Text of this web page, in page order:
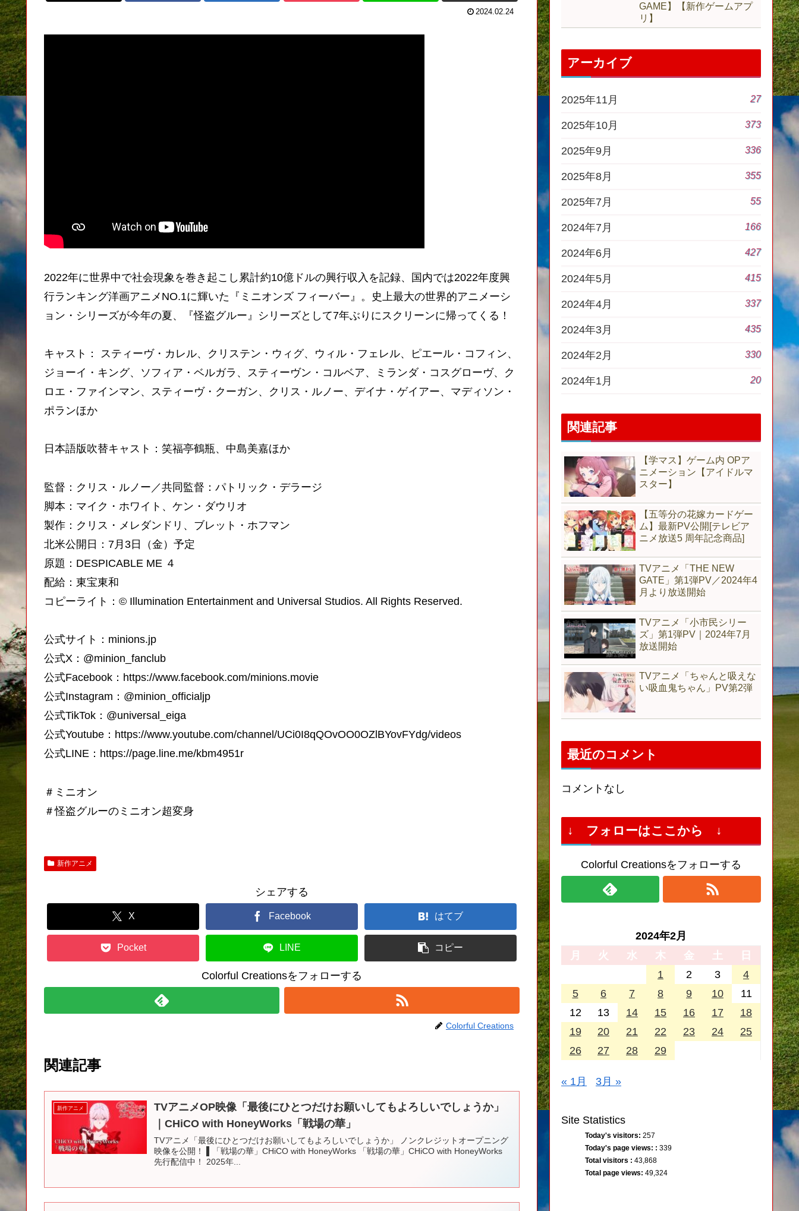
2024.02.24
2022年に世界中で社会現象を巻き起こし累計約10億ドルの興行収入を記録、国内では2022年度興
行ランキング洋画アニメNO.1に輝いた『ミニオンズ フィーバー』。史上最大の世界的アニメーシ
ョン・シリーズが今年の夏、『怪盗グルー』シリーズとして7年ぶりにスクリーンに帰ってくる！
キャスト： スティーヴ・カレル、クリステン・ウィグ、ウィル・フェレル、ピエール・コフィン、
ジョーイ・キング、ソフィア・ベルガラ、スティーヴン・コルベア、ミランダ・コスグローヴ、ク
ロエ・ファインマン、スティーヴ・クーガン、クリス・ルノー、デイナ・ゲイアー、マディソン・
ポランほか
日本語版吹替キャスト：笑福亭鶴瓶、中島美嘉ほか
監督：クリス・ルノー／共同監督：パトリック・デラージ
脚本：マイク・ホワイト、ケン・ダウリオ
製作：クリス・メレダンドリ、ブレット・ホフマン
北米公開日：7月3日（金）予定
原題：DESPICABLE ME ４
配給：東宝東和
コピーライト：© Illumination Entertainment and Universal Studios. All Rights Reserved.
公式サイト：minions.jp
公式X：@minion_fanclub
公式Facebook：https://www.facebook.com/minions.movie
公式Instagram：@minion_officialjp
公式TikTok：@universal_eiga
公式Youtube：https://www.youtube.com/channel/UCi0I8qQOvOO0OZlBYovFYdg/videos
公式LINE：https://page.line.me/kbm4951r
＃ミニオン
＃怪盗グルーのミニオン超変身
新作アニメ
シェアする
X Facebook はてブ
Pocket LINE コピー
Colorful Creationsをフォローする
Colorful Creations
関連記事
新作アニメ
TVアニメOP映像「最後にひとつだけお願いしてもよろしいでしょうか」
｜CHiCO with HoneyWorks「戦場の華」
TVアニメ「最後にひとつだけお願いしてもよろしいでしょうか」 ノンクレジットオープニング
映像を公開！ ▌「戦場の華」CHiCO with HoneyWorks 「戦場の華」CHiCO with HoneyWorks
先行配信中！ 2025年...
GAME】【新作ゲームアプ
リ】
アーカイブ
2025年11月 27
2025年10月 373
2025年9月 336
2025年8月 355
2025年7月 55
2024年7月 166
2024年6月 427
2024年5月 415
2024年4月 337
2024年3月 435
2024年2月 330
2024年1月 20
関連記事
【学マス】ゲーム内 OPア
ニメーション【アイドルマ
スター】
【五等分の花嫁カードゲー
ム】最新PV公開[テレビア
ニメ放送5 周年記念商品]
TVアニメ「THE NEW
GATE」第1弾PV／2024年4
月より放送開始
TVアニメ「小市民シリー
ズ」第1弾PV｜2024年7月
放送開始
TVアニメ「ちゃんと吸えな
い吸血鬼ちゃん」PV第2弾
最近のコメント
コメントなし
↓ フォローはここから ↓
Colorful Creationsをフォローする
2024年2月
月
火 水 木 金 土
日
1
2 3
4
5
6 7 8 9 10
11
12
13 14 15 16 17
18
19
20 21 22 23 24
25
26
27 28 29
« 1月 3月 »
Site Statistics
Today's visitors: 257
Today's page views: : 339
Total visitors : 43,868
Total page views: 49,324